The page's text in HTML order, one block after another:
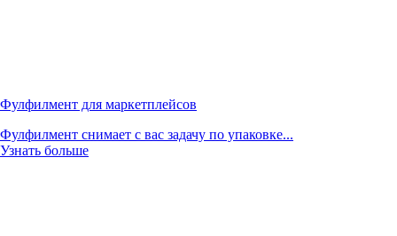
Фулфилмент для маркетплейсов
Фулфилмент снимает с вас задачу по упаковке...
Узнать больше